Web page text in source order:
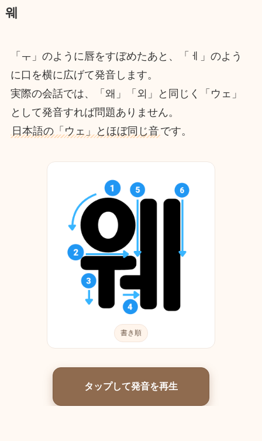
웨
「ㅜ」のように唇をすぼめたあと、「ㅔ」のよう
に口を横に広げて発音します。
実際の会話では、「왜」「외」と同じく「ウェ」
として発音すれば問題ありません。
日本語の「ウェ」とほぼ同じ音です。
書き順
タップして発音を再生